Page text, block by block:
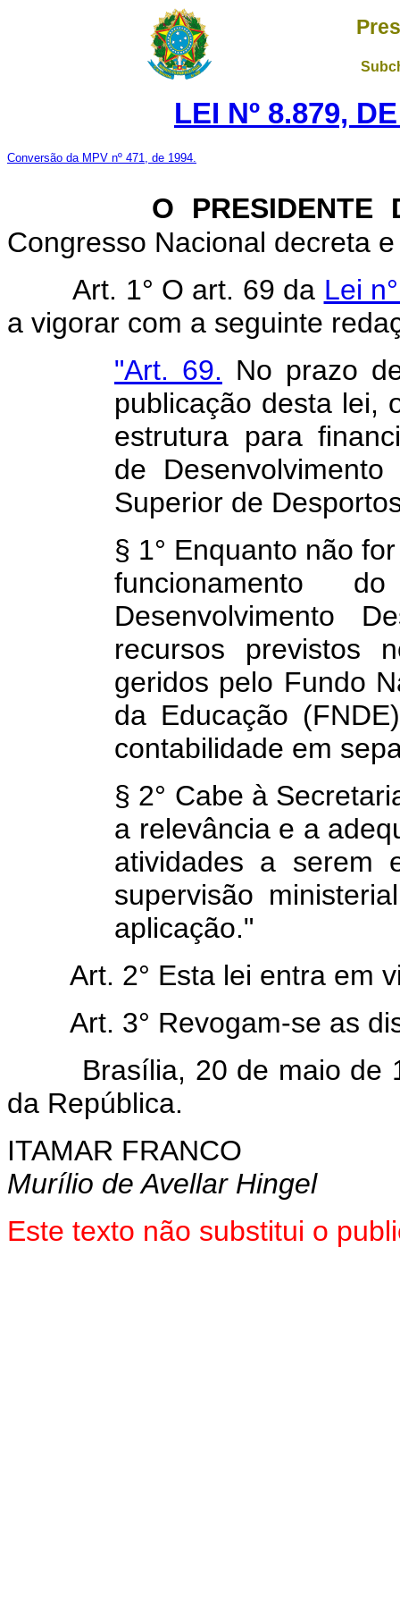
LEI Nº 8.879,
Conversão da MPV nº 471, de 1994.
O PRESIDENTE
Congresso Nacional decreta
Art. 1° O art. 69 da Lei
a vigorar com a seguinte
"Art. 69. No prazo
publicação desta lei,
estrutura para
de
Superior de
§ 1° Enquanto não
funcionamento
Desenvolvimento
recursos previstos
geridos pelo Fundo
da Educação
contabilidade em
§ 2° Cabe à
a relevância e a
atividades a serem
supervisão
aplicação."
Art. 2° Esta lei entra em
Art. 3° Revogam-se as
Brasília, 20 de maio de
da República.
ITAMAR FRANCO
Murílio de Avellar Hingel
Este texto não substitui o